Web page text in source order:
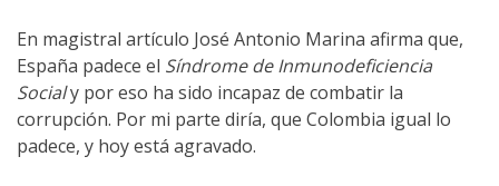
En magistral artículo José Antonio Marina afirma que,
España padece el Síndrome de Inmunodeficiencia
Socialy por eso ha sido incapaz de combatir la
corrupción. Por mi parte diría, que Colombia igual lo
padece, y hoy está agravado.